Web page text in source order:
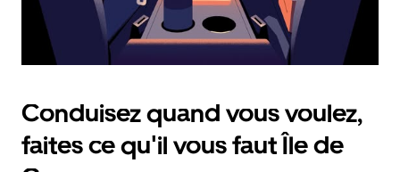
calendrier.
Conduisez quand vous voulez,
faites ce qu'il vous faut Île de